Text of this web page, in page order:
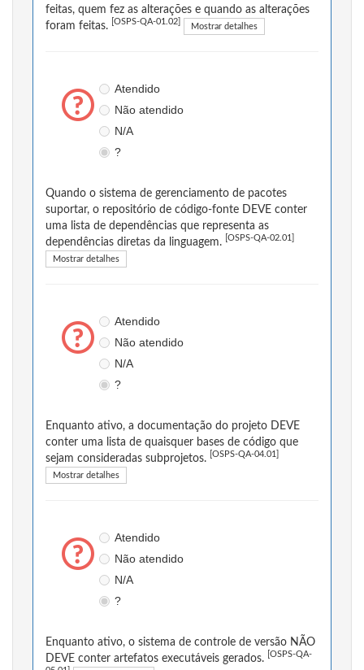
feitas, quem fez as alterações e quando as alterações
foram feitas.
[OSPS-QA-01.02] Mostrar detalhes
Atendido
Não atendido
N/A
?
Quando o sistema de gerenciamento de pacotes
suportar, o repositório de código-fonte DEVE conter
uma lista de dependências que representa as
dependências diretas da linguagem.
[OSPS-QA-02.01]
Mostrar detalhes
Atendido
Não atendido
N/A
?
Enquanto ativo, a documentação do projeto DEVE
conter uma lista de quaisquer bases de código que
sejam consideradas subprojetos.
[OSPS-QA-04.01]
Mostrar detalhes
Atendido
Não atendido
N/A
?
Enquanto ativo, o sistema de controle de versão NÃO
DEVE conter artefatos executáveis gerados.
[OSPS-QA-